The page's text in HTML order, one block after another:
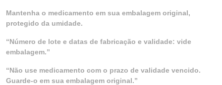
Mantenha o medicamento em sua embalagem original,
protegido da umidade.
“Número de lote e datas de fabricação e validade: vide
embalagem.”
“Não use medicamento com o prazo de validade vencido.
Guarde-o em sua embalagem original.”